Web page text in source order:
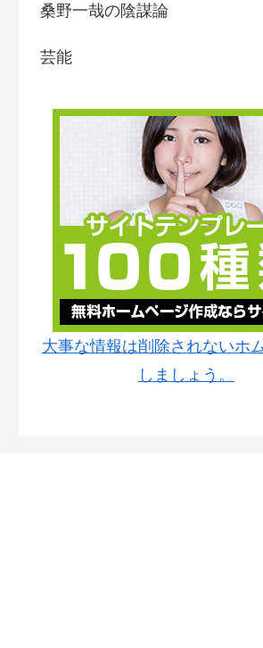
桑野一哉の陰謀論
芸能
大事な情報は削除されないホ
しましょう。